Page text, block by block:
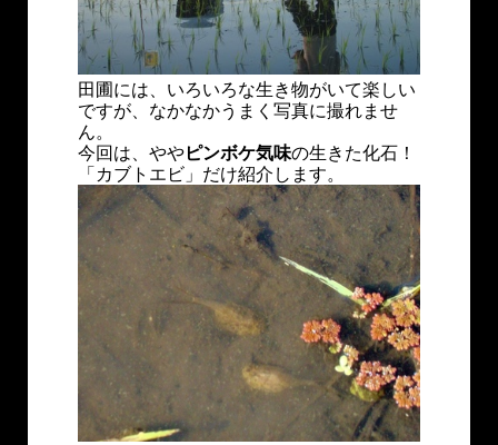
田圃には、いろいろな生き物がいて楽しい
ですが、なかなかうまく写真に撮れませ
ん。
今回は、ややピンボケ気味の生きた化石！
「カブトエビ」だけ紹介します。